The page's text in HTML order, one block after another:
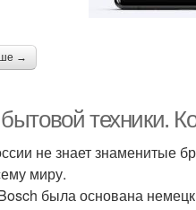
→
техники.
не знает знаменитые
миру.
была основана